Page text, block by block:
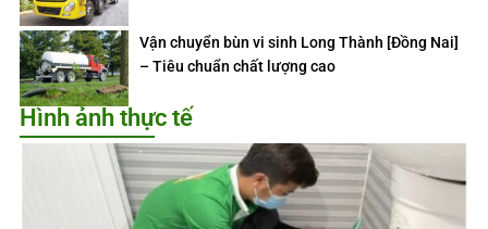
Vận chuyển bùn vi sinh Long Thành [Đồng Nai]
– Tiêu chuẩn chất lượng cao
Hình ảnh thực tế